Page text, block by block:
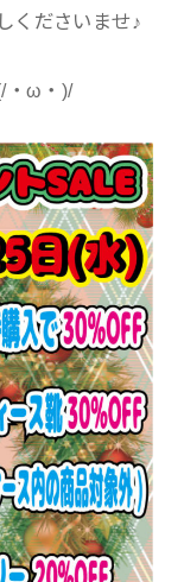
くださいませ♪
・ω・)/